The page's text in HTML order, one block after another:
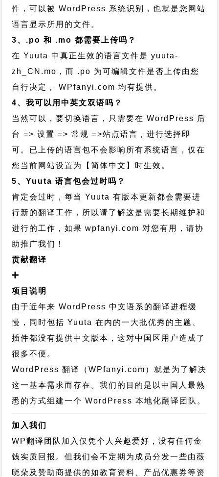
件，可以被 WordPress 系统识别，也就是您网站
语言显示所用的文件。
3、.po 和 .mo 都需要上传吗？
在 Yuuta 中真正生效的语言文件是 yuuta-
zh_CN.mo，而 .po 为可编辑文件是否上传由您
自行决定， WPfanyi.com 均有提供。
4、我可以用中英文双语吗？
当然可以，要切换语言，只需要在 WordPress 后
台 => 设置 => 常规 =>站点语言，进行选择即
可。已上传的语言包不会影响所有系统语言，仅在
您当前网站设置为【简体中文】时生效。
5、Yuuta 语言包会过时吗？
肯定会过时，每当 Yuuta 有版本更新都会需要进
行新的翻译工作，所以请了解这是需要长期维护和
进行的工作，如果 wpfanyi.com 对您有用，请协
助推广我们！
贡献翻译
项目说明
由于近年来 WordPress 中文语系的翻译进程缓
慢，同时包括 Yuuta 在内的一大批优秀的主题、
插件都没有提供中文版本，这对中国区用户造成了
很多不便。
WordPress 翻译（WPfanyi.com） 就是为了解决
这一基本需求而存在。我们的目的是以中国人最熟
悉的方式组建一个 WordPress 本地化翻译团队。
加入我们
WP翻译团队加入仅凭个人兴趣爱好，没有任何金
钱实质回报。但我们会不定期为成员分发一些由薇
晓朵及赞助商提供的如教育资料、产品优惠券等资